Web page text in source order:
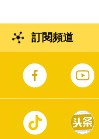
訂閱頻道